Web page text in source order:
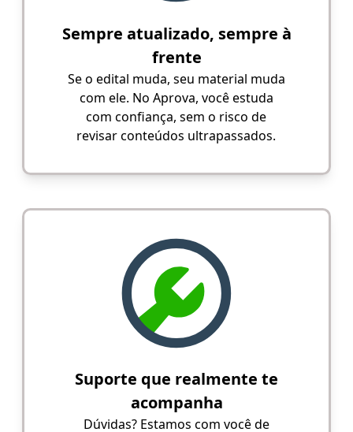
Sempre atualizado, sempre à
frente
Se o edital muda, seu material muda
com ele. No Aprova, você estuda
com confiança, sem o risco de
revisar conteúdos ultrapassados.
Suporte que realmente te
acompanha
Dúvidas? Estamos com você de